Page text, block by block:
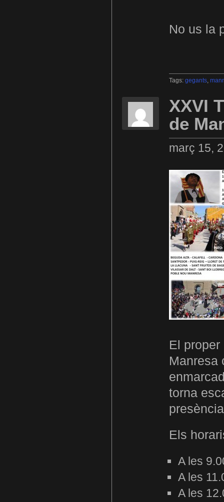
No us la
Tags: gegants,
XXVI
de
març 15,
El
Manresa
torna
Els
A les
A les
A les